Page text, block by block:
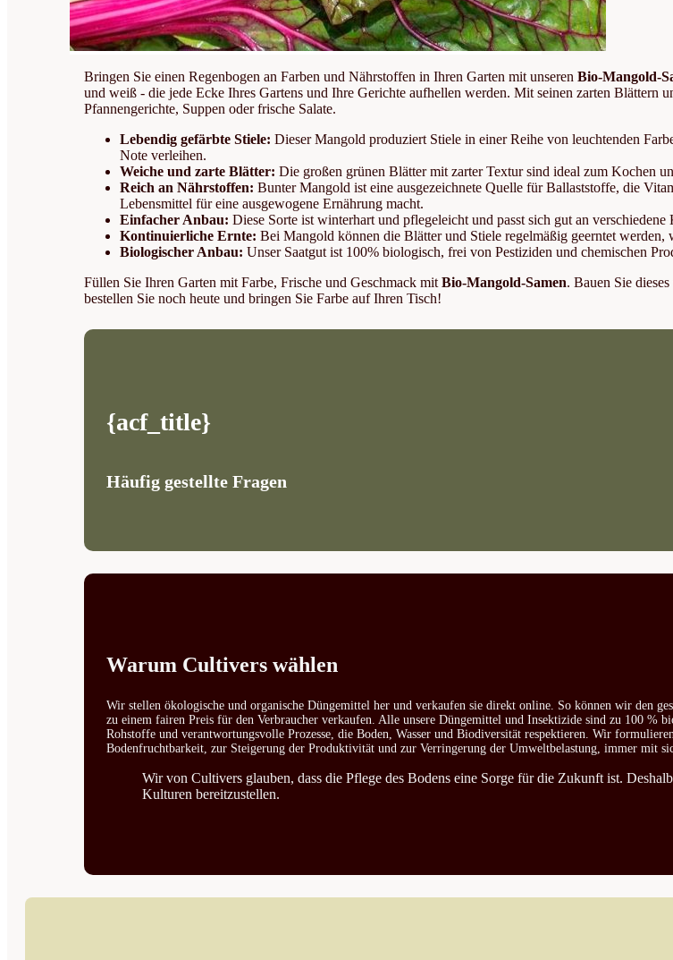
Bringen Sie einen Regenbogen an Farben und Nährstoffen in Ihren Garten mit unserenBio-Mangold-
und weiß - die jede Ecke Ihres Gartens und Ihre Gerichte aufhellen werden. Mit seinen zarten
Pfannengerichte, Suppen oder frische Salate.
Lebendig gefärbte Stiele: Dieser Mangold produziert Stiele in einer Reihe von leuchtenden
Note verleihen.
Weiche und zarte Blätter: Die großen grünen Blätter mit zarter Textur sind ideal zum Kochen
Reich an Nährstoffen: Bunter Mangold ist eine ausgezeichnete Quelle für Ballaststoffe, die
Lebensmittel für eine ausgewogene Ernährung macht.
Einfacher Anbau: Diese Sorte ist winterhart und pflegeleicht und passt sich gut an
Kontinuierliche Ernte: Bei Mangold können die Blätter und Stiele regelmäßig geerntet
Biologischer Anbau: Unser Saatgut ist 100% biologisch, frei von Pestiziden und chemischen
Füllen Sie Ihren Garten mit Farbe, Frische und Geschmack mitBio-Mangold-Samen. Bauen Sie
bestellen Sie noch heute und bringen Sie Farbe auf Ihren Tisch!
{acf_title}
Häufig gestellte Fragen
Warum Cultivers wählen
Wir stellen ökologische und organische Düngemittel her und verkaufen sie direkt online. So können wir den
zu einem fairen Preis für den Verbraucher verkaufen. Alle unsere Düngemittel und Insektizide sind zu 100
Rohstoffe und verantwortungsvolle Prozesse, die Boden, Wasser und Biodiversität respektieren. Wir
Bodenfruchtbarkeit, zur Steigerung der Produktivität und zur Verringerung der Umweltbelastung, immer mit
Wir von Cultivers glauben, dass die Pflege des Bodens eine Sorge für die Zukunft ist.
Kulturen bereitzustellen.